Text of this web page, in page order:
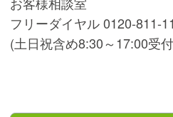
フリーダイヤル 0120-811-
(土日祝含め8:30～17:00受